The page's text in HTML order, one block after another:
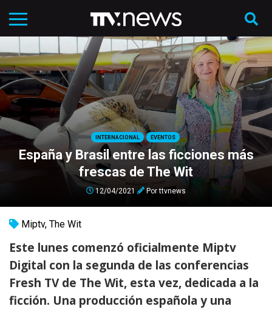
INTERNACIONAL EVENTOS
España y Brasil entre las ficciones más
frescas de The Wit
12/04/2021 Porttvnews
Miptv, The Wit
Este lunes comenzó oficialmente Miptv
Digital con la segunda de las conferencias
Fresh TV de The Wit, esta vez, dedicada a la
ficción. Una producción española y una